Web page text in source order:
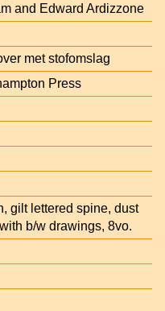
and Edward Ardizzone
met stofomslag
Press
gilt lettered spine, dust
b/w drawings, 8vo.